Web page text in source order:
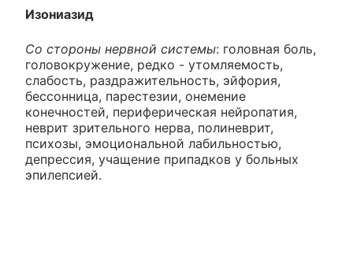
Изониазид
Со стороны нервной системы: головная боль,
головокружение, редко - утомляемость,
слабость, раздражительность, эйфория,
бессонница, парестезии, онемение
конечностей, периферическая нейропатия,
неврит зрительного нерва, полиневрит,
психозы, эмоциональной лабильностью,
депрессия, учащение припадков у больных
эпилепсией.